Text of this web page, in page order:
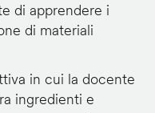
di apprendere i
di materiali
in cui la docente
ingredienti e